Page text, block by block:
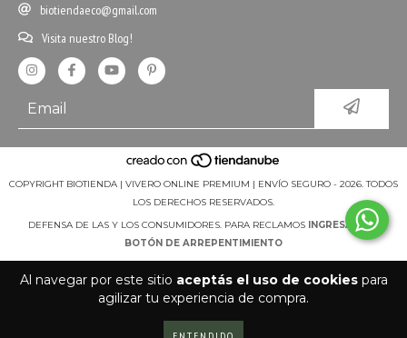
Al navegar por este sitio aceptás el uso de cookiespara
agilizar tu experiencia de compra.
biotiendaeco@gmail.com
Visita nuestro Blog!
COPYRIGHT BIOTIENDA | VIVERO ONLINE PREMIUM | ENVÍO SEGURO - 2026. TODOS
LOS DERECHOS RESERVADOS.
DEFENSA DE LAS Y LOS CONSUMIDORES. PARA RECLAMOS
INGRESÁ ACÁ.
BOTÓN DE ARREPENTIMIENTO